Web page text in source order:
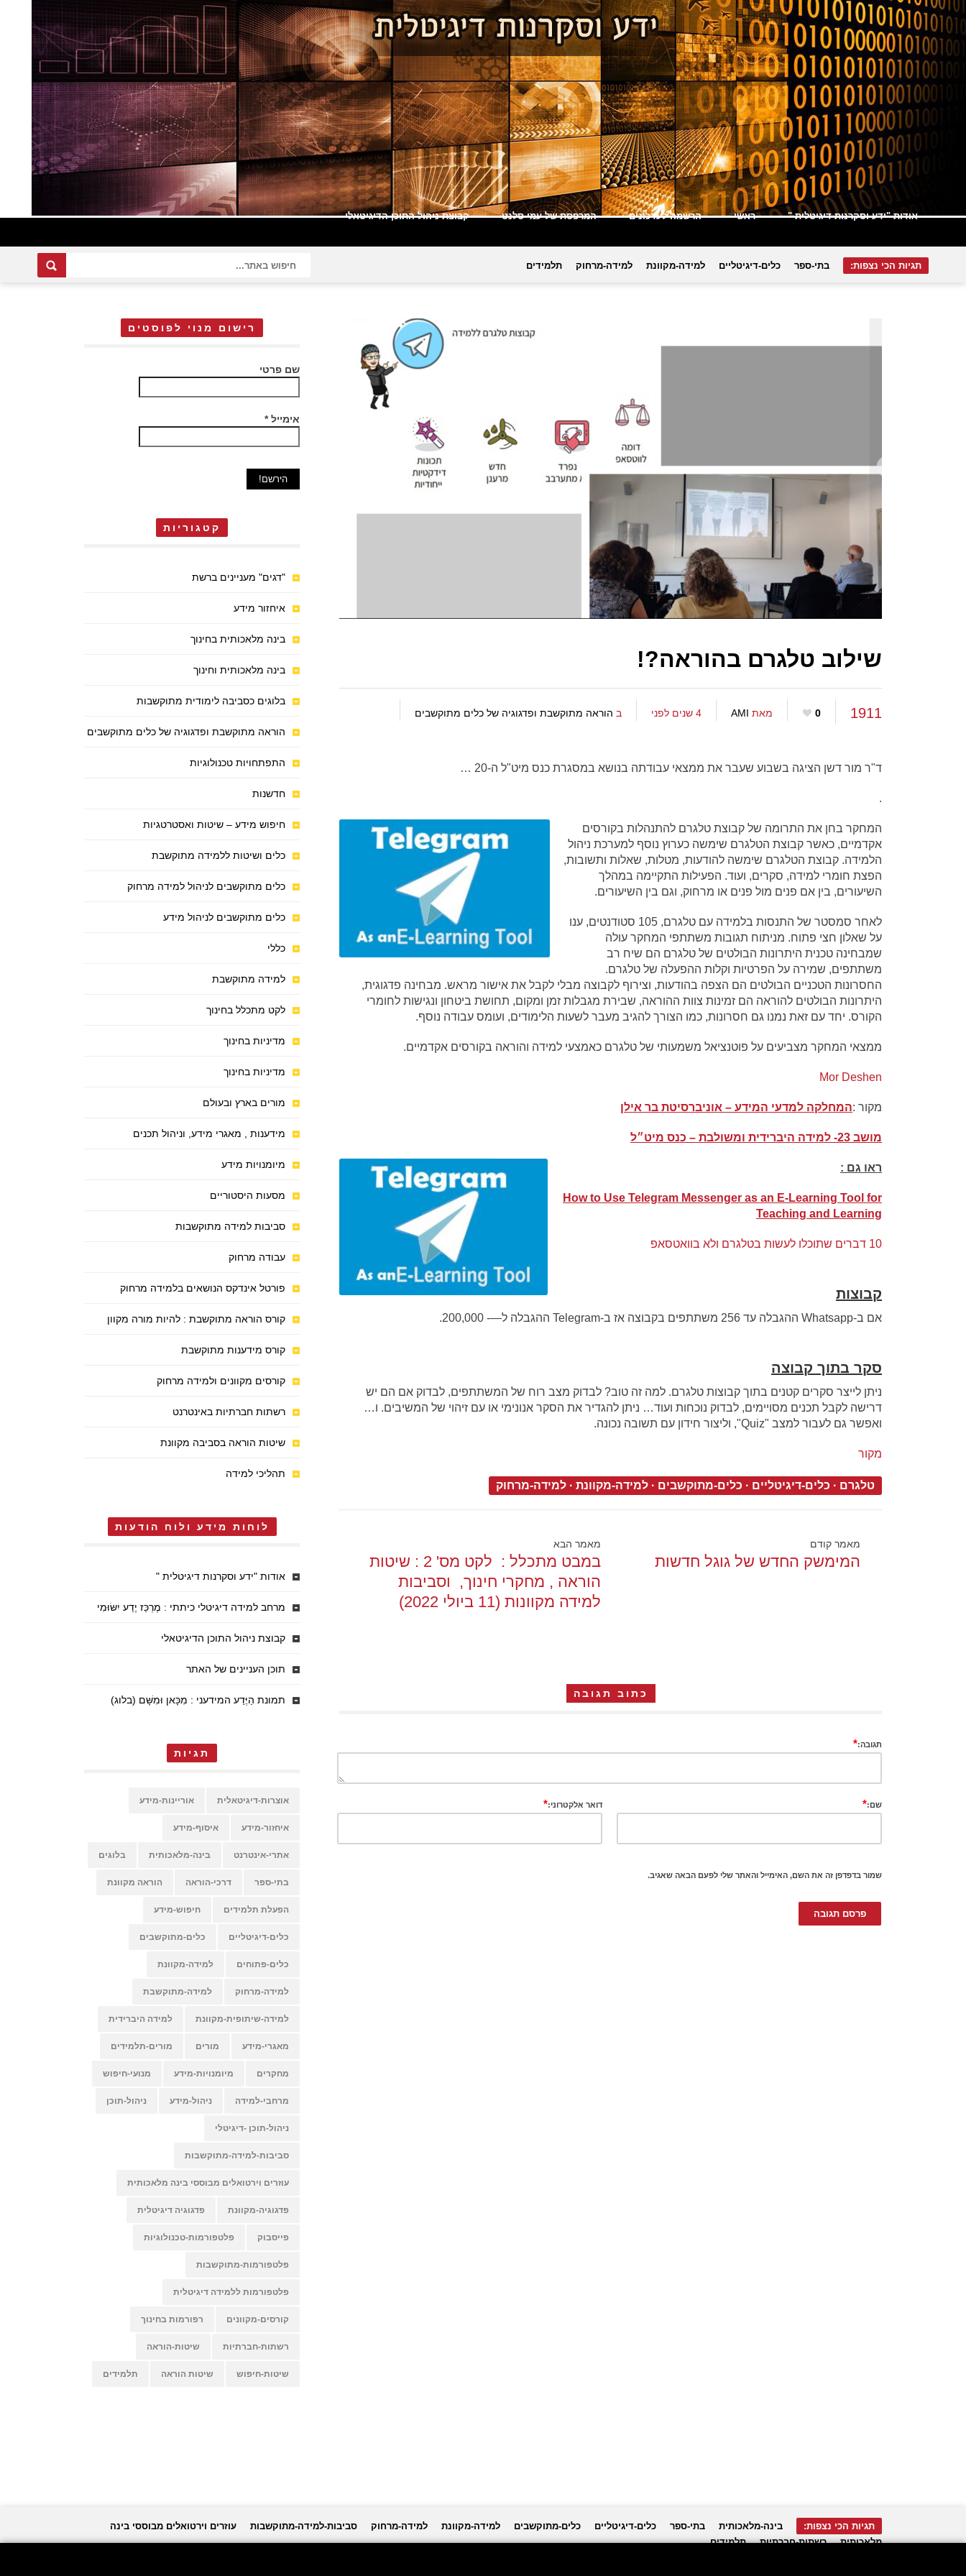
אודות "ידע וסקרנות דיגיטלית " ראשי הרשמה לעדכונים המרפסת של עמי סלנט קבוצת ניהול התוכן הדיגיטאלי
תגיות הכי נצפות: בתי-ספר כלים-דיגיטליים למידה-מקוונת למידה-מרחוק תלמידים
שילוב טלגרם בהוראה?!
1911
0 מאת AMI 4 שנים לפני ב הוראה מתוקשבת ופדגוגיה של כלים מתוקשבים
ד"ר מור דשן הציגה בשבוע שעבר את ממצאי עבודתה בנושא במסגרת כנס מיט"ל ה-20 …
.
המחקר בחן את התרומה של קבוצת טלגרם להתנהלות בקורסים
אקדמיים, כאשר קבוצת הטלגרם שימשה כערוץ נוסף למערכת ניהול
הלמידה. קבוצת הטלגרם שימשה להודעות, מטלות, שאלות ותשובות,
הפצת חומרי למידה, סקרים, ועוד. הפעילות התקיימה במהלך
השיעורים, בין אם פנים מול פנים או מרחוק, וגם בין השיעורים.
לאחר סמסטר של התנסות בלמידה עם טלגרם, 105 סטודנטים, ענו
על שאלון חצי פתוח. מניתוח תגובות משתתפי המחקר עולה
שמבחינה טכנית היתרונות הבולטים של טלגרם הם שיח רב
משתתפים, שמירה על הפרטיות וקלות ההפעלה של טלגרם.
החסרונות הטכניים הבולטים הם הצפה בהודעות, וצירוף לקבוצה מבלי לקבל את אישור מראש. מבחינה פדגוגית,
היתרונות הבולטים להוראה הם זמינות צוות ההוראה, שבירת מגבלות זמן ומקום, תחושת ביטחון ונגישות לחומרי
הקורס. יחד עם זאת נמנו גם חסרונות, כמו הצורך להגיב מעבר לשעות הלימודים, ועומס עבודה נוסף.
ממצאי המחקר מצביעים על פוטנציאל משמעותי של טלגרם כאמצעי למידה והוראה בקורסים אקדמיים.
Mor Deshen
מקור :המחלקה למדעי המידע – אוניברסיטת בר אילן
מושב 23- למידה היברידית ומשולבת – כנס מיט״ל
ראו גם :
How to Use Telegram Messenger as an E-Learning Tool for
Teaching and Learning
10 דברים שתוכלו לעשות בטלגרם ולא בוואטסאפ
קבוצות
אם ב-Whatsapp ההגבלה עד 256 משתתפים בקבוצה אז ב-Telegram ההגבלה ל—- 200,000.
סקר בתוך קבוצה
ניתן לייצר סקרים קטנים בתוך קבוצות טלגרם. למה זה טוב? לבדוק מצב רוח של המשתתפים, לבדוק אם הם יש
דרישה לקבל תכנים מסויימים, לבדוק נוכחות ועוד… ניתן להגדיר את הסקר אנונימי או עם זיהוי של המשיבים. ו…
ואפשר גם לעבור למצב "Quiz", וליצור חידון עם תשובה נכונה.
מקור
טלגרם · כלים-דיגיטליים · כלים-מתוקשבים · למידה-מקוונת · למידה-מרחוק
מאמר קודם
המימשק החדש של גוגל חדשות
מאמר הבא
במבט מתכלל : לקט מס' 2 : שיטות
הוראה , מחקרי חינוך, וסביבות
למידה מקוונות (11 ביולי 2022)
כתוב תגובה
תגובה:*
שם:* דואר אלקטרוני:*
שמור בדפדפן זה את השם, האימייל והאתר שלי לפעם הבאה שאגיב.
רישום מנוי לפוסטים
שם פרטי
אימייל*
קטגוריות
"דגים" מעניינים ברשת
איחזור מידע
בינה מלאכותית בחינוך
בינה מלאכותית וחינוך
בלוגים כסביבה לימודית מתוקשבות
הוראה מתוקשבת ופדגוגיה של כלים מתוקשבים
התפתחויות טכנולוגיות
חדשנות
חיפוש מידע – שיטות ואסטרטגיות
כלים ושיטות ללמידה מתוקשבת
כלים מתוקשבים לניהול למידה מרחוק
כלים מתוקשבים לניהול מידע
כללי
למידה מתוקשבת
לקט מתכלל בחינוך
מדיניות בחינוך
מדיניות בחינוך
מורים בארץ ובעולם
מידענות , מאגרי מידע, וניהול תכנים
מיומנויות מידע
מסעות היסטוריים
סביבות למידה מתוקשבות
עבודה מרחוק
פורטל אינדקס הנושאים בלמידה מרחוק
קורס הוראה מתוקשבת : להיות מורה מקוון
קורס מידענות מתוקשבת
קורסים מקוונים ולמידה מרחוק
רשתות חברתיות באינטרנט
שיטות הוראה בסביבה מקוונת
תהליכי למידה
לוחות מידע ולוח הודעות
אודות "ידע וסקרנות דיגיטלית "
מרחב למידה דיגיטלי כיתתי : מֶרְכַּז יֶדַע יִשּׂוּמִי
קבוצת ניהול התוכן הדיגיטאלי
תוכן העניינים של האתר
תמונת הַיֶּדַע המידעני : מִכָּאן וּמִשָּׁם (בלוג)
תגיות
אוצרות-דיגיטאלית אוריינות-מידע
איחזור-מידע איסוף-מידע
אתרי-אינטרנט בינה-מלאכותית בלוגים
בתי-ספר דרכי-הוראה הוראה מקוונת
הפעלת תלמידים חיפוש-מידע
כלים-דיגיטליים כלים-מתוקשבים
כלים-פתוחים למידה-מקוונת
למידה-מרחוק למידה-מתוקשבת
למידה-שיתופית-מקוונת למידה היברידית
מאגרי-מידע מורים מורים-תלמידים
מחקרים מיומנויות-מידע מנועי-חיפוש
מרחבי-למידה ניהול-מידע ניהול-תוכן
ניהול-תוכן -דיגיטלי
סביבות-למידה-מתוקשבות
עוזרים וירטואלים מבוססי בינה מלאכותית
פדגוגיה-מקוונת פדגוגיה דיגיטלית
פייסבוק פלטפורמות-טכנולוגיות
פלטפורמות-מתוקשבות
פלטפורמות ללמידה דיגיטלית
קורסים-מקוונים רפורמות בחינוך
רשתות-חברתיות שיטות-הוראה
שיטות-חיפוש שיטות הוראה תלמידים
תגיות הכי נצפות: בינה-מלאכותית בתי-ספר כלים-דיגיטליים כלים-מתוקשבים למידה-מקוונת למידה-מרחוק סביבות-למידה-מתוקשבות
עוזרים וירטואלים מבוססי בינה
מלאכותית
רשתות-חברתיות תלמידים